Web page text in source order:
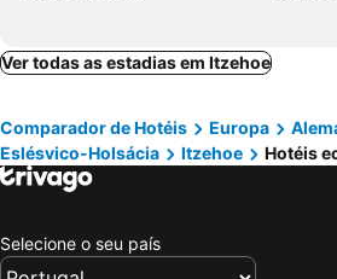
Ver todas as estadias em Itzehoe
Comparador de Hotéis Europa
Eslésvico-Holsácia
Itzehoe Hotéis
Selecione o seu país